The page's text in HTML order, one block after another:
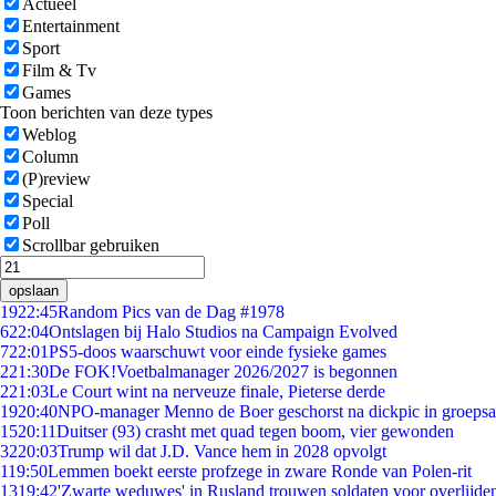
Actueel
Entertainment
Sport
Film & Tv
Games
Toon berichten van deze types
Weblog
Column
(P)review
Special
Poll
Scrollbar gebruiken
opslaan
1922:45Random Pics van de Dag #1978
622:04Ontslagen bij Halo Studios na Campaign Evolved
722:01PS5-doos waarschuwt voor einde fysieke games
221:30De FOK!Voetbalmanager 2026/2027 is begonnen
221:03Le Court wint na nerveuze finale, Pieterse derde
1920:40NPO-manager Menno de Boer geschorst na dickpic in
1520:11Duitser (93) crasht met quad tegen boom, vier gewonden
3220:03Trump wil dat J.D. Vance hem in 2028 opvolgt
119:50Lemmen boekt eerste profzege in zware Ronde van Polen-rit
1319:42'Zwarte weduwes' in Rusland trouwen soldaten voor